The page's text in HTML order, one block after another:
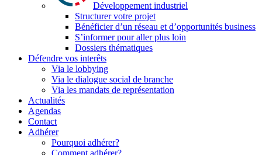
Développement industriel
Structurer votre projet
Bénéficier d’un réseau et d’opportunités business
S’informer pour aller plus loin
Dossiers thématiques
Défendre vos interêts
Via le lobbying
Via le dialogue social de branche
Via les mandats de représentation
Actualités
Agendas
Contact
Adhérer
Pourquoi adhérer?
Comment adhérer?